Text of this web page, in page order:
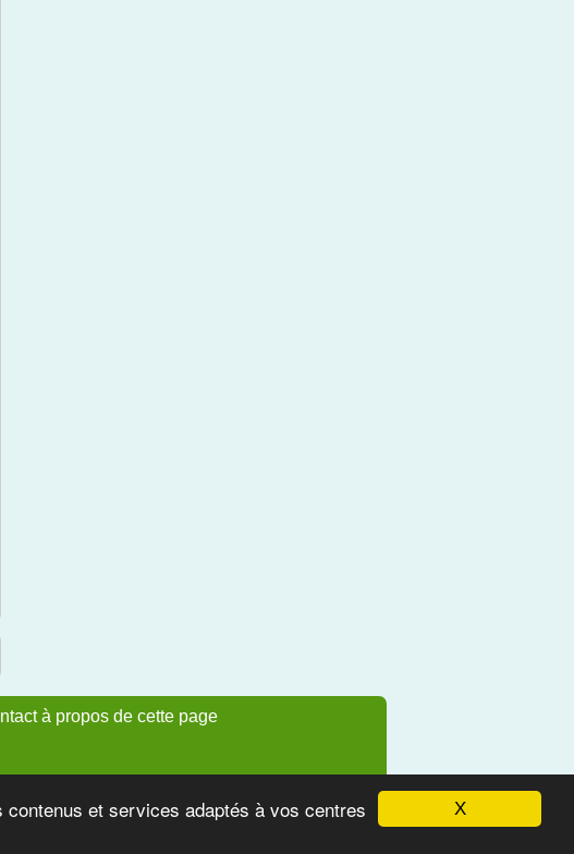
X
et services adaptés à vos centres
à propos de cette page